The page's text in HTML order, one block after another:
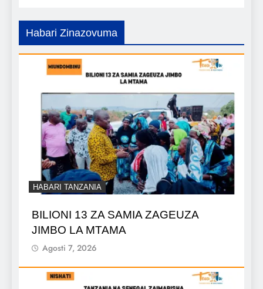
Habari Zinazovuma
HABARI TANZANIA
BILIONI 13 ZA SAMIA ZAGEUZA
JIMBO LA MTAMA
Agosti 7, 2026